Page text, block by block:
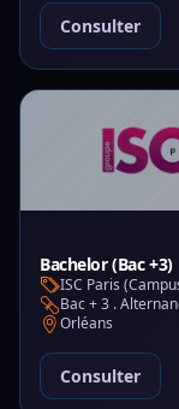
Consulter
Bachelor (Bac +3)
ISC Paris
Bac + 3 .
Orléans
Consulter